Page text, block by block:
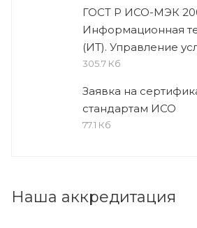
ГОСТ Р ИСО-МЭК
Информационная
(ИТ). Управление
305.7 Кб
Заявка на
стандартам ИСО
77.1 Кб
Наша аккредитация